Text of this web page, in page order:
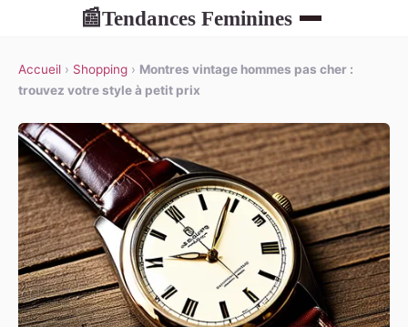
📰Tendances Feminines
Accueil › Shopping › Montres vintage hommes pas cher :
trouvez votre style à petit prix